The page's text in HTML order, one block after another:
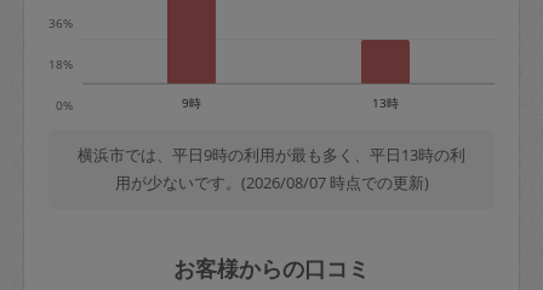
0%
18%
36%
9時 13時
横浜市では、平日9時の利用が最も多く、平日13時の利
用が少ないです。(2026/08/07 時点での更新)
お客様からの口コミ